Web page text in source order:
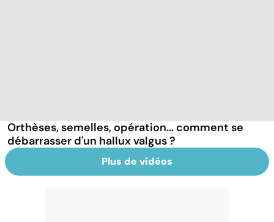
Orthèses, semelles, opération... comment se
débarrasser d'un hallux valgus ?
Plus de vidéos